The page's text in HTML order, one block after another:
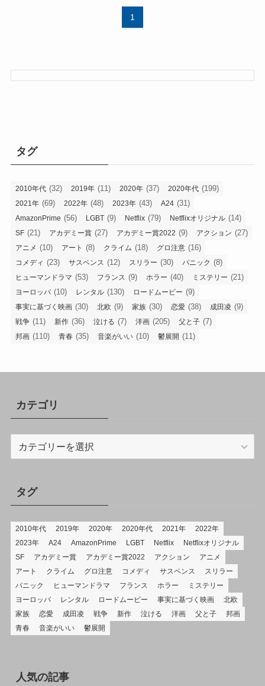
1
タグ
2010年代 (32) 2019年 (11) 2020年 (37) 2020年代 (199)
2021年 (69) 2022年 (48) 2023年 (43) A24 (31)
AmazonPrime (56) LGBT (9) Netflix (79) Netflixオリジナル (14)
SF (21) アカデミー賞 (27) アカデミー賞2022 (9) アクション (27)
アニメ (10) アート (8) クライム (18) グロ注意 (16)
コメディ (23) サスペンス (12) スリラー (30) パニック (8)
ヒューマンドラマ (53) フランス (9) ホラー (40) ミステリー (21)
ヨーロッパ (10) レンタル (130) ロードムービー (9)
事実に基づく映画 (30) 北欧 (9) 家族 (30) 恋愛 (38) 成田凌 (9)
戦争 (11) 新作 (36) 泣ける (7) 洋画 (205) 父と子 (7)
邦画 (110) 青春 (35) 音楽がいい (10) 鬱展開 (11)
カテゴリ
タグ
2010年代 2019年 2020年 2020年代 2021年
2022年
2023年
A24 AmazonPrime LGBT Netflix
Netflixオリジナル
SF
アカデミー賞 アカデミー賞2022 アクション
アニメ
アート
クライム グロ注意 コメディ サスペンス
スリラー
パニック
ヒューマンドラマ フランス ホラー
ミステリー
ヨーロッパ
レンタル ロードムービー 事実に基づく映画
北欧
家族
恋愛 成田凌 戦争 新作 泣ける 洋画 父と子
邦画
青春
音楽がいい 鬱展開
人気の記事